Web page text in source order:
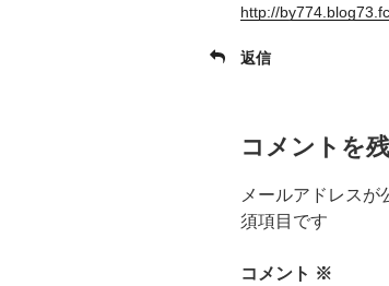
http://
返信
コメントを
メールアドレスが
須項目です
コメント ※